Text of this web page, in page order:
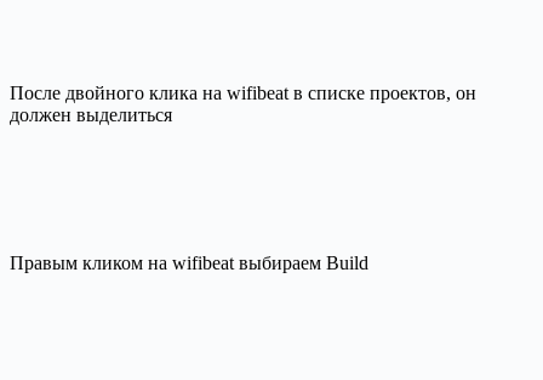
После двойного клика на wifibeat в списке проектов, он
должен выделиться
Правым кликом на wifibeat выбираем Build